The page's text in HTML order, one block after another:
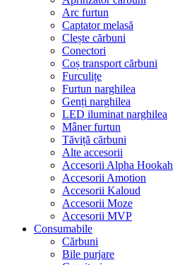
Arc furtun
Captator melasă
Clește cărbuni
Conectori
Coș transport cărbuni
Furculițe
Furtun narghilea
Genți narghilea
LED iluminat narghilea
Mâner furtun
Tăviță cărbuni
Alte accesorii
Accesorii Alpha Hookah
Accesorii Amotion
Accesorii Kaloud
Accesorii Moze
Accesorii MVP
Consumabile
Cărbuni
Bile purjare